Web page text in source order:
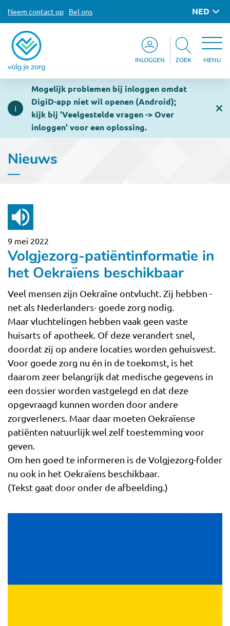
Neem contact op Bel ons NED
INLOGGEN ZOEK MENU
Mogelijk problemen bij inloggen omdat
DigiD-app niet wil openen (Android);
kijk bij 'Veelgestelde vragen -> Over
inloggen' voor een oplossing.
Nieuws
9 mei 2022
Volgjezorg-patiëntinformatie in
het Oekraïens beschikbaar
Veel mensen zijn Oekraïne ontvlucht. Zij hebben -
net als Nederlanders- goede zorg nodig.
Maar vluchtelingen hebben vaak geen vaste
huisarts of apotheek. Of deze verandert snel,
doordat zij op andere locaties worden gehuisvest.
Voor goede zorg nu én in de toekomst, is het
daarom zeer belangrijk dat medische gegevens in
een dossier worden vastgelegd en dat deze
opgevraagd kunnen worden door andere
zorgverleners. Maar daar moeten Oekraïense
patiënten natuurlijk wel zelf toestemming voor
geven.
Om hen goed te informeren is de Volgjezorg-folder
nu ook in het Oekraïens beschikbaar.
(Tekst gaat door onder de afbeelding.)